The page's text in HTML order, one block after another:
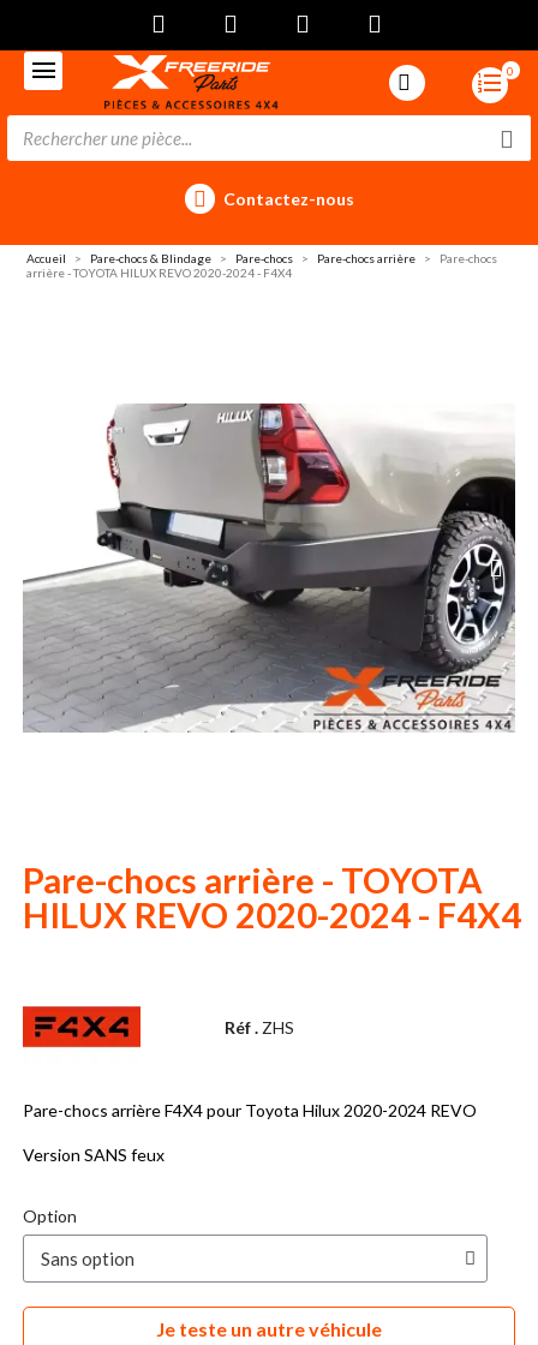
0
Contactez-nous
Accueil Pare-chocs & Blindage Pare-chocs Pare-chocs arrière
Pare-chocs
arrière - TOYOTA HILUX REVO 2020-2024 - F4X4
Pare-chocs arrière - TOYOTA
HILUX REVO 2020-2024 - F4X4
Réf . ZHS
Pare-chocs arrière F4X4 pour Toyota Hilux 2020-2024 REVO
Version SANS feux
Option
Je teste un autre véhicule